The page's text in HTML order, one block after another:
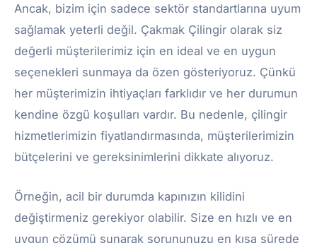
Ancak, bizim için sadece sektör standartlarına uyum
sağlamak yeterli değil. Çakmak Çilingir olarak siz
değerli müşterilerimiz için en ideal ve en uygun
seçenekleri sunmaya da özen gösteriyoruz. Çünkü
her müşterimizin ihtiyaçları farklıdır ve her durumun
kendine özgü koşulları vardır. Bu nedenle, çilingir
hizmetlerimizin fiyatlandırmasında, müşterilerimizin
bütçelerini ve gereksinimlerini dikkate alıyoruz.
Örneğin, acil bir durumda kapınızın kilidini
değiştirmeniz gerekiyor olabilir. Size en hızlı ve en
uygun çözümü sunarak sorununuzu en kısa sürede